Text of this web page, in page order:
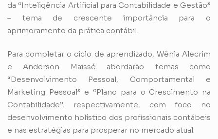
da “Inteligência Artificial para Contabilidade e Gestão”
– tema de crescente importância para o
aprimoramento da prática contábil.
Para completar o ciclo de aprendizado, Wênia Alecrim
e Anderson Maissé abordarão temas como
“Desenvolvimento Pessoal, Comportamental e
Marketing Pessoal” e “Plano para o Crescimento na
Contabilidade”, respectivamente, com foco no
desenvolvimento holístico dos profissionais contábeis
e nas estratégias para prosperar no mercado atual.